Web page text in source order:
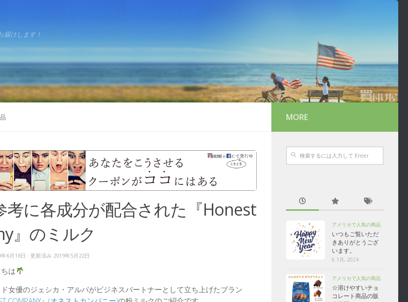
届けします！
考に各成分が配合された『Honest
』のミルク
6月18日 · 更新済み 2019年5月22日
は
女優のジェシカ・アルバがビジネスパートナーとして立ち上げたブラン
MORE
アメリカで人気の商品
いつもご覧いただ
きありがとうござ
います。
6 1月, 2024
アメリカで人気の商品
☆溶けやすいチョ
コレート商品の販